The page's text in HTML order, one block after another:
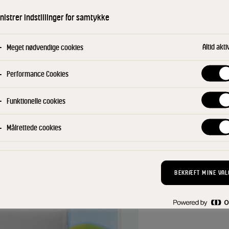
grader i 1-3
holdbarhed, og
mange måneder
mælken i
KØB NU
Find din
indstillinger for samtykke
Meget nødvendige cookies Altid
Performance Cookies
Funktionelle cookies
Målrettede cookies
BEKRÆFT MINE